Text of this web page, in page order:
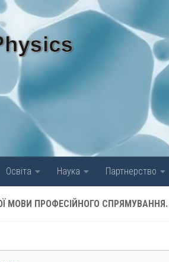
Освіта Наука Партнерство
МОВИ ПРОФЕСІЙНОГО